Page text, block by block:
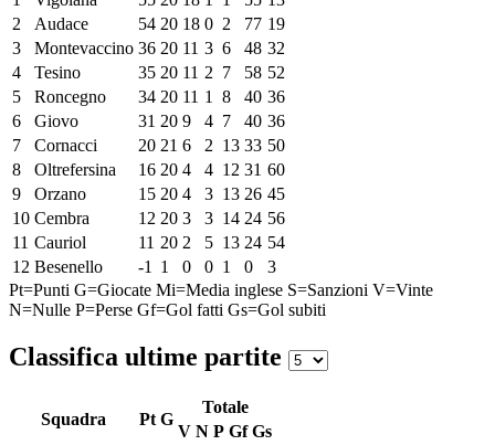
2
Audace 54 20 18 0 2 77 19
3
Montevaccino 36 20 11 3 6 48 32
4
Tesino 35 20 11 2 7 58 52
5
Roncegno 34 20 11 1 8 40 36
6
Giovo 31 20 9 4 7 40 36
7
Cornacci 20 21 6 2 13 33 50
8
Oltrefersina 16 20 4 4 12 31 60
9
Orzano 15 20 4 3 13 26 45
10 Cembra 12 20 3 3 14 24 56
11 Cauriol 11 20 2 5 13 24 54
12 Besenello -1 1 0 0 1 0
3
Pt=Punti G=Giocate Mi=Media inglese S=Sanzioni V=Vinte
N=Nulle P=Perse Gf=Gol fatti Gs=Gol subiti
Classifica ultime partite
Squadra Pt G
Totale
V N P Gf Gs